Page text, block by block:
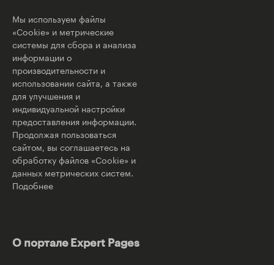
Мы используем файлы
«Cookie» и метрические
системы для сбора и анализа
информации о
производительности и
использовании сайта, а также
для улучшения и
индивидуальной настройки
предоставления информации.
Продолжая пользоваться
сайтом, вы соглашаетесь на
обработку файлов «Cookie» и
данных метрических систем.
Подобнее
О портале Expert Pages